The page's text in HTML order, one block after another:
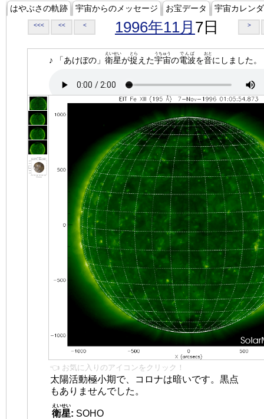
はやぶさの軌跡 宇宙からのメッセージ お宝データ 宇宙カレン
<<< << < 1996年11月 7日 >
♪ 「あけぼの」 衛星
えいせい
が捉
とら
えた宇宙
うちゅう
の電波
でんぱ
を音
おと
にしました。
👈 お気に入りのアイコンをクリック！
太陽活動極小期で、コロナは暗いです。黒点
もありませんでした。
衛星
えいせい
: SOHO